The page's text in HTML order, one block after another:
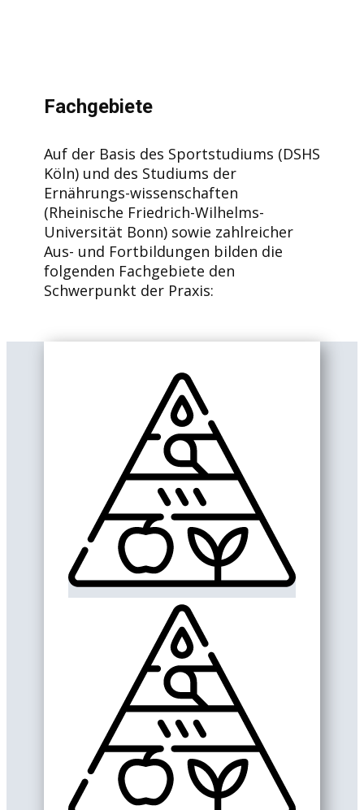
Fachgebiete
Auf der Basis des Sportstudiums (DSHS
Köln) und des Studiums der
Ernährungs-wissenschaften
(Rheinische Friedrich-Wilhelms-
Universität Bonn) sowie zahlreicher
Aus- und Fortbildungen bilden die
folgenden Fachgebiete den
Schwerpunkt der Praxis: